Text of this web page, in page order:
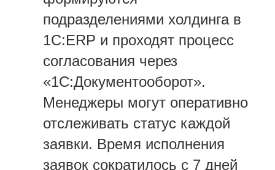
подразделениями холдинга в
1С:ERP и проходят процесс
согласования через
«1С:Документооборот».
Менеджеры могут оперативно
отслеживать статус каждой
заявки. Время исполнения
заявок сократилось с 7 дней